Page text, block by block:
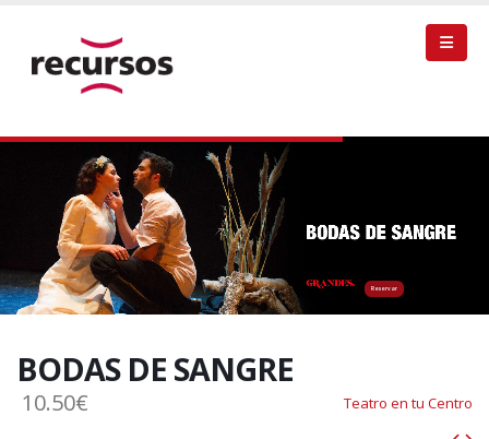
Reservar
BODAS DE SANGRE
10.50€ Teatro en tu Centro